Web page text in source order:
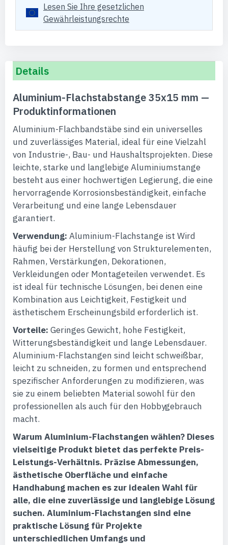
Lesen Sie Ihre gesetzlichen
Gewährleistungsrechte
Details
Aluminium-Flachstabstange 35x15 mm —
Produktinformationen
Aluminium-Flachbandstäbe sind ein universelles
und zuverlässiges Material, ideal für eine Vielzahl
von Industrie-, Bau- und Haushaltsprojekten. Diese
leichte, starke und langlebige Aluminiumstange
besteht aus einer hochwertigen Legierung, die eine
hervorragende Korrosionsbeständigkeit, einfache
Verarbeitung und eine lange Lebensdauer
garantiert.
Verwendung: Aluminium-Flachstange ist Wird
häufig bei der Herstellung von Strukturelementen,
Rahmen, Verstärkungen, Dekorationen,
Verkleidungen oder Montageteilen verwendet. Es
ist ideal für technische Lösungen, bei denen eine
Kombination aus Leichtigkeit, Festigkeit und
ästhetischem Erscheinungsbild erforderlich ist.
Vorteile: Geringes Gewicht, hohe Festigkeit,
Witterungsbeständigkeit und lange Lebensdauer.
Aluminium-Flachstangen sind leicht schweißbar,
leicht zu schneiden, zu formen und entsprechend
spezifischer Anforderungen zu modifizieren, was
sie zu einem beliebten Material sowohl für den
professionellen als auch für den Hobbygebrauch
macht.
Warum Aluminium-Flachstangen wählen? Dieses
vielseitige Produkt bietet das perfekte Preis-
Leistungs-Verhältnis. Präzise Abmessungen,
ästhetische Oberfläche und einfache
Handhabung machen es zur idealen Wahl für
alle, die eine zuverlässige und langlebige Lösung
suchen. Aluminium-Flachstangen sind eine
praktische Lösung für Projekte
unterschiedlichen Umfangs und